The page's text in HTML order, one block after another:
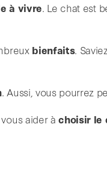
à vivre. Le chat est
bienfaits.
. Aussi, vous pourrez
aider àchoisir le